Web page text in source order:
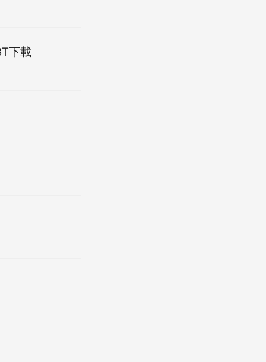
下載